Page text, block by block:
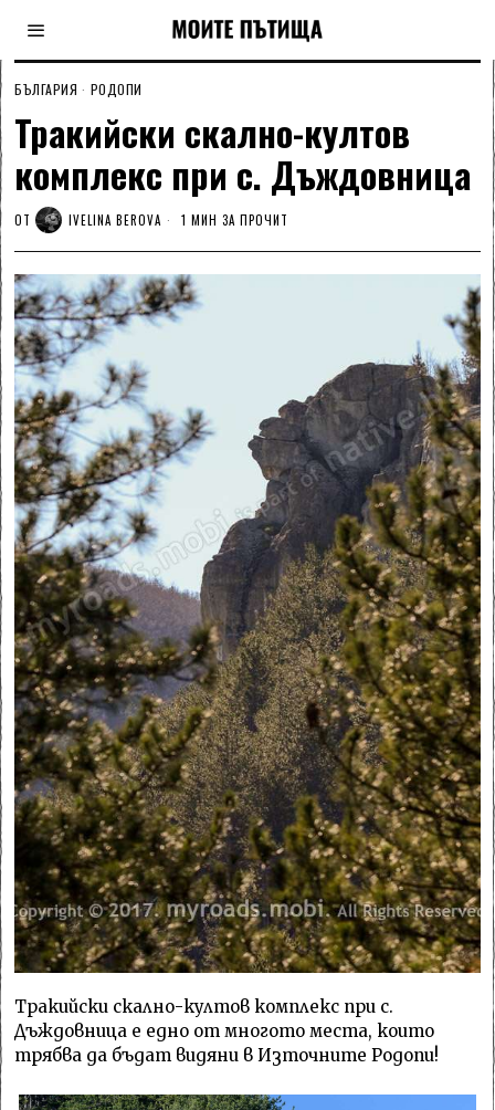
БЪЛГАРИЯ · РОДОПИ
Тракийски скално-култов
комплекс при с. Дъждовница
ОТ IVELINA BEROVA 1 МИН ЗА ПРОЧИТ
Тракийски скално-култов комплекс при с.
Дъждовница е едно от многото места, които
трябва да бъдат видяни в Източните Родопи!